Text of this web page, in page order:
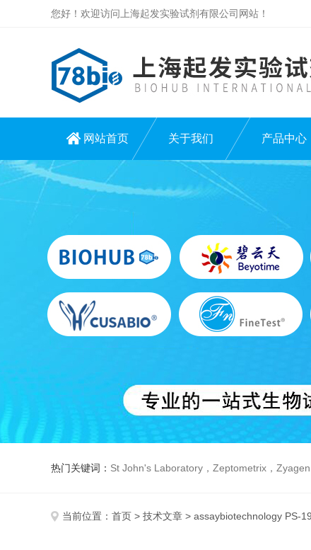
您好！欢迎访问上海起发实验试剂有限公司网站！
网站首页 关于我们 产品中心
热门关键词： St John's Laboratory，Zeptometrix，Zyagen，Dbiosys ，Fn-Test武汉
当前位置： 首页 > 技术文章 > assaybiotechnology PS-